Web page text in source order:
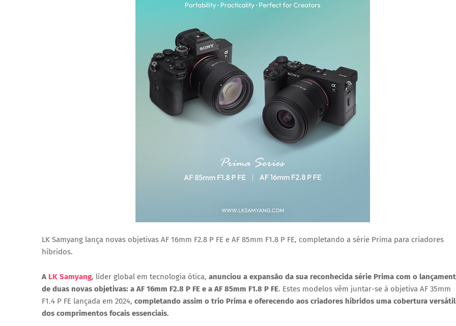
LK Samyang lança novas objetivas AF 16mm F2.8 P FE e AF 85mm F1.8 P FE, completando a série Prima para criadores
híbridos.
A LK Samyang, líder global em tecnologia ótica, anunciou a expansão da sua reconhecida série Prima com o
de duas novas objetivas: a AF 16mm F2.8 P FE e a AF 85mm F1.8 P FE. Estes modelos vêm juntar-se à objetiva AF 35mm
F1.4 P FE lançada em 2024, completando assim o trio Prima e oferecendo aos criadores híbridos uma cobertura versátil
dos comprimentos focais essenciais.